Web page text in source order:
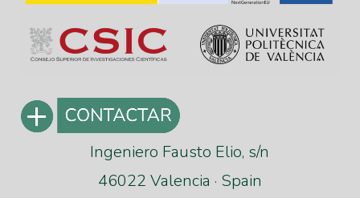
Ingeniero Fausto Elio, s/n
46022 Valencia · Spain